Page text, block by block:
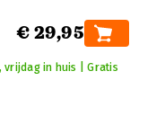
€ 29,95
vrijdag in huis | Gratis